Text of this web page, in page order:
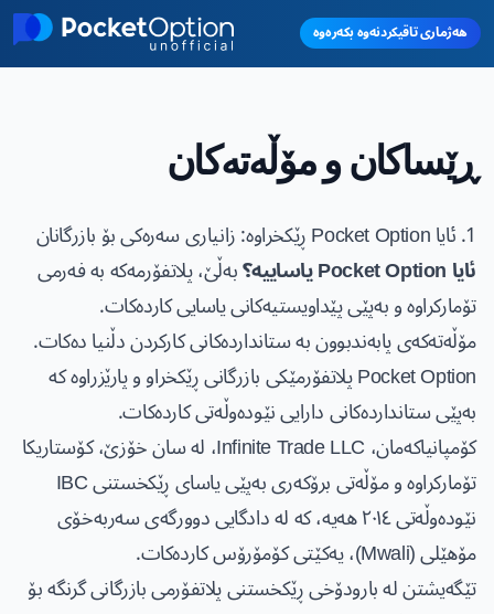
Skip to main content
هەژماری تاقیکردنەوە بکەرەوە
ڕێساکان و مۆڵەتەکان
1. ئایا Pocket Option ڕێکخراوە: زانیاری سەرەکی بۆ بازرگانان
ئایا Pocket Option یاساییە؟
بەڵێ، پلاتفۆرمەکە بە فەرمی
تۆمارکراوە و بەپێی پێداویستیەکانی یاسایی کاردەکات.
مۆڵەتەکەی پابەندبوون بە ستانداردەکانی کارکردن دڵنیا دەکات.
Pocket Option پلاتفۆرمێکی بازرگانی ڕێکخراو و پارێزراوە کە
بەپێی ستانداردەکانی دارایی نێودەوڵەتی کاردەکات.
کۆمپانیاکەمان، Infinite Trade LLC، لە سان خۆزێ، کۆستاریکا
تۆمارکراوە و مۆڵەتی برۆکەری بەپێی یاسای ڕێکخستنی IBC
نێودەوڵەتی ٢٠١٤ هەیە، کە لە دادگایی دوورگەی سەربەخۆی
مۆهێلی (Mwali)، یەکێتی کۆمۆرۆس کاردەکات.
تێگەیشتن لە بارودۆخی ڕێکخستنی پلاتفۆرمی بازرگانی گرنگە بۆ